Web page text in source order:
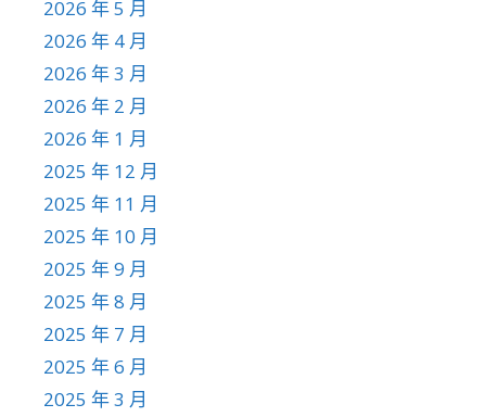
2026 年 5 月
2026 年 4 月
2026 年 3 月
2026 年 2 月
2026 年 1 月
2025 年 12 月
2025 年 11 月
2025 年 10 月
2025 年 9 月
2025 年 8 月
2025 年 7 月
2025 年 6 月
2025 年 3 月